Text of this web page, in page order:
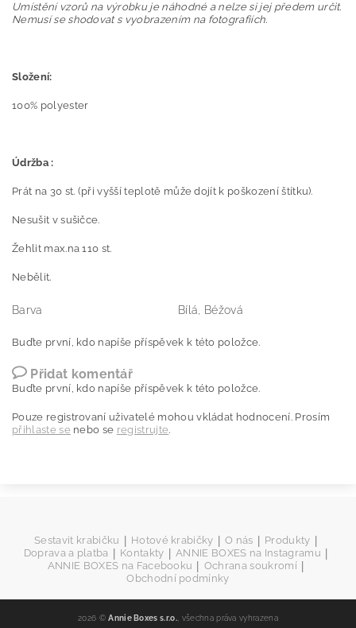
Umístění vzorů na výrobku je náhodné a nelze si jej předem určit.
Nemusí se shodovat s vyobrazením na fotografiích.
Složení:
100% polyester
Údržba :
Prát na 30 st. (při vyšší teplotě může dojít k poškození štítku).
Nesušit v sušičce.
Žehlit max.na 110 st.
Nebělit.
Barva Bílá, Béžová
Buďte první, kdo napíše příspěvek k této položce.
Přidat komentář
Buďte první, kdo napíše příspěvek k této položce.
Pouze registrovaní uživatelé mohou vkládat hodnocení. Prosím
přihlaste se nebo se registrujte.
Sestavit krabičku Hotové krabičky O nás Produkty
Doprava a platba Kontakty ANNIE BOXES na Instagramu
ANNIE BOXES na Facebooku Ochrana soukromí
Obchodní podmínky
2026 ©Annie Boxes s.r.o., všechna práva vyhrazena